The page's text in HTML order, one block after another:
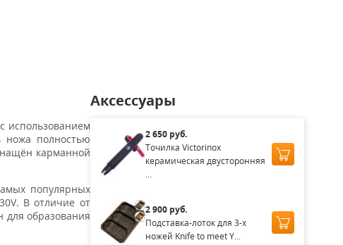
использованием
ножа полностью
карманной
популярных
В отличие от
для образования
Аксессуары
2 650 руб.
Точилка Victorinox
керамическая двусторонняя
...
2 900 руб.
Подставка-лоток для 3-х
ножей Knife to meet Y...